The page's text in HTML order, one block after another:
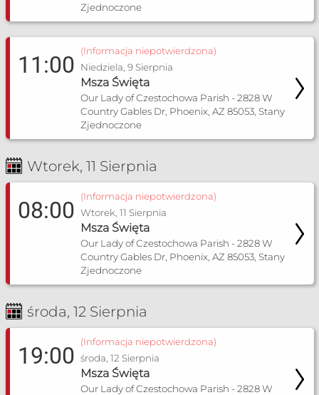
Zjednoczone
11:00
(Informacja niepotwierdzona)
Niedziela, 9 Sierpnia
Msza Święta
Our Lady of Czestochowa Parish - 2828 W
Country Gables Dr, Phoenix, AZ 85053, Stany
Zjednoczone
Wtorek, 11 Sierpnia
08:00
(Informacja niepotwierdzona)
Wtorek, 11 Sierpnia
Msza Święta
Our Lady of Czestochowa Parish - 2828 W
Country Gables Dr, Phoenix, AZ 85053, Stany
Zjednoczone
środa, 12 Sierpnia
19:00
(Informacja niepotwierdzona)
środa, 12 Sierpnia
Msza Święta
Our Lady of Czestochowa Parish - 2828 W